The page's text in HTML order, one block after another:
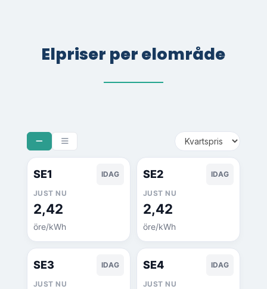
Elpriser per elområde
SE1 IDAG
JUST NU
2,42
öre/kWh
SE2 IDAG
JUST NU
2,42
öre/kWh
SE3 IDAG
JUST NU
SE4 IDAG
JUST NU